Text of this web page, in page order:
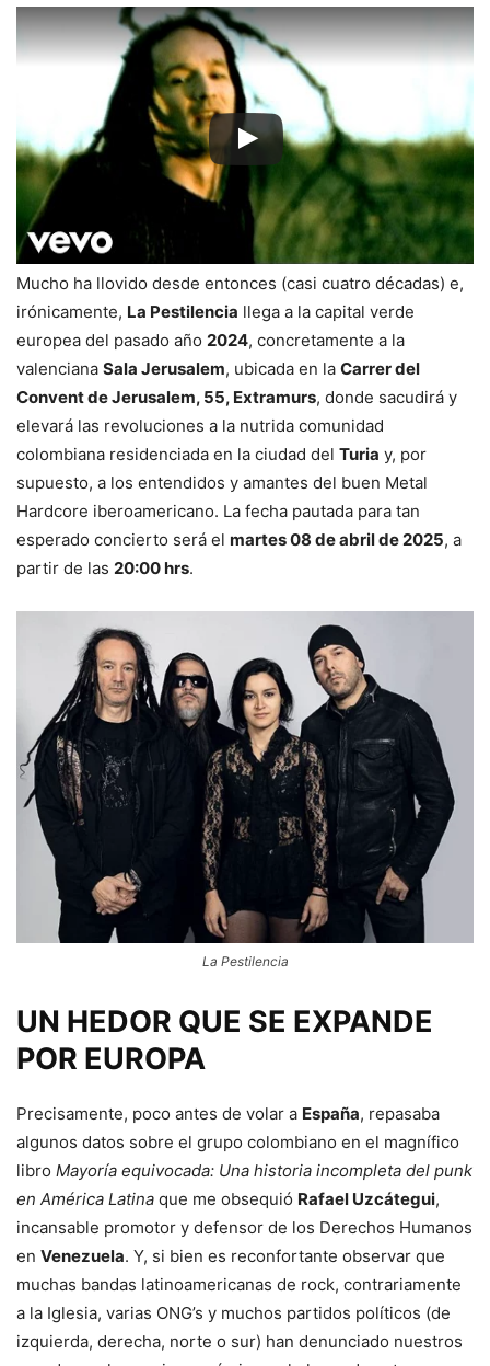
Mucho ha llovido desde entonces (casi cuatro décadas) e,
irónicamente, La Pestilencia llega a la capital verde
europea del pasado año 2024, concretamente a la
valenciana Sala Jerusalem, ubicada en la Carrer del
Convent de Jerusalem, 55, Extramurs, donde sacudirá y
elevará las revoluciones a la nutrida comunidad
colombiana residenciada en la ciudad del Turia y, por
supuesto, a los entendidos y amantes del buen Metal
Hardcore iberoamericano. La fecha pautada para tan
esperado concierto será el martes 08 de abril de 2025, a
partir de las 20:00 hrs.
La Pestilencia
UN HEDOR QUE SE EXPANDE
POR EUROPA
Precisamente, poco antes de volar a España, repasaba
algunos datos sobre el grupo colombiano en el magnífico
libro Mayoría equivocada: Una historia incompleta del punk
en América Latina que me obsequió Rafael Uzcátegui,
incansable promotor y defensor de los Derechos Humanos
en Venezuela. Y, si bien es reconfortante observar que
muchas bandas latinoamericanas de rock, contrariamente
a la Iglesia, varias ONG’s y muchos partidos políticos (de
izquierda, derecha, norte o sur) han denunciado nuestros